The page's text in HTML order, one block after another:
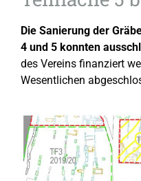
Die Sanierung der
4 und 5 konnten
des Vereins finanziert
Wesentlichen